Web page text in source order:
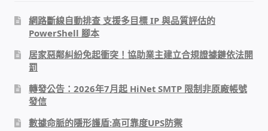
DAS 直連式附加存儲
出租套房出租 網路維護管理 房東免煩惱
WIFI Wi-Fi 無線熱點 無線網路
網路硬體設備
網路斷線自動排查 支援多目標 IP 與品質評估的
PowerShell 腳本
居家惡鄰糾紛免起衝突！協助業主建立合規證據鏈依法開
罰
轉發公告：2026年7月起 HiNet SMTP 限制非原廠帳號
發信
數據命脈的隱形護盾:高可靠度UPS防禦